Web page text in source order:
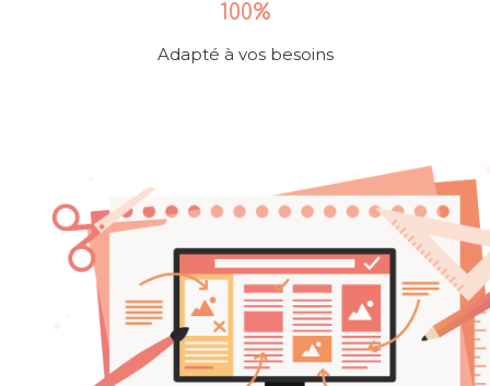
100%
Adapté à vos besoins